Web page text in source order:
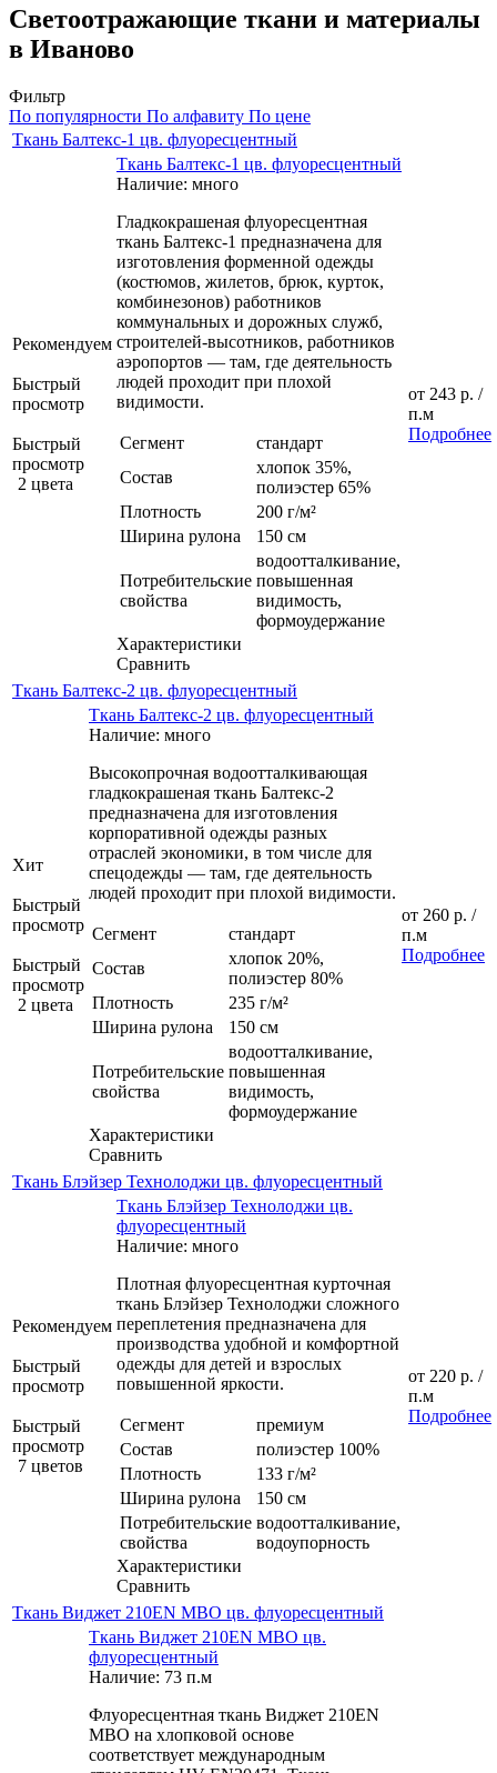
Светоотражающие ткани и материалы
в Иваново
Фильтр
По популярности По алфавиту По цене
Ткань Балтекс-1 цв. флуоресцентный
Рекомендуем
Быстрый
просмотр
Быстрый
просмотр
2 цвета
Ткань Балтекс-1 цв. флуоресцентный
Наличие: много
Гладкокрашеная флуоресцентная
ткань Балтекс-1 предназначена для
изготовления форменной одежды
(костюмов, жилетов, брюк, курток,
комбинезонов) работников
коммунальных и дорожных служб,
строителей-высотников, работников
аэропортов — там, где деятельность
людей проходит при плохой
видимости.
Сегмент
стандарт
Состав
хлопок 35%,
полиэстер 65%
Плотность
200 г/м²
Ширина рулона
150 см
Потребительские
свойства
водоотталкивание,
повышенная
видимость,
формоудержание
Характеристики
Сравнить
от 243 р. /
п.м
Подробнее
Ткань Балтекс-2 цв. флуоресцентный
Хит
Быстрый
просмотр
Быстрый
просмотр
2 цвета
Ткань Балтекс-2 цв. флуоресцентный
Наличие: много
Высокопрочная водоотталкивающая
гладкокрашеная ткань Балтекс-2
предназначена для изготовления
корпоративной одежды разных
отраслей экономики, в том числе для
спецодежды — там, где деятельность
людей проходит при плохой видимости.
Сегмент
стандарт
Состав
хлопок 20%,
полиэстер 80%
Плотность
235 г/м²
Ширина рулона
150 см
Потребительские
свойства
водоотталкивание,
повышенная
видимость,
формоудержание
Характеристики
Сравнить
от 260 р. /
п.м
Подробнее
Ткань Блэйзер Технолоджи цв. флуоресцентный
Рекомендуем
Быстрый
просмотр
Быстрый
просмотр
7 цветов
Ткань Блэйзер Технолоджи цв.
флуоресцентный
Наличие: много
Плотная флуоресцентная курточная
ткань Блэйзер Технолоджи сложного
переплетения предназначена для
производства удобной и комфортной
одежды для детей и взрослых
повышенной яркости.
Сегмент
премиум
Состав
полиэстер 100%
Плотность
133 г/м²
Ширина рулона
150 см
Потребительские
свойства
водоотталкивание,
водоупорность
Характеристики
Сравнить
от 220 р. /
п.м
Подробнее
Ткань Виджет 210EN МВО цв. флуоресцентный
Ткань Виджет 210EN МВО цв.
флуоресцентный
Наличие: 73 п.м
Флуоресцентная ткань Виджет 210EN
МВО на хлопковой основе
соответствует международным